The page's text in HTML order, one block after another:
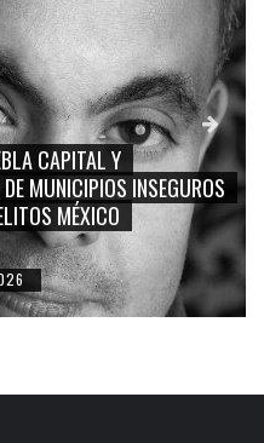
COLUMNAS DEBATE
GRACE PALOMARES,
CARMEN SALINAS “LA
BLANCO, SILVIA PINAL:
RIDICULIZACIÓN DE LA
BY REDACCION1 / 4